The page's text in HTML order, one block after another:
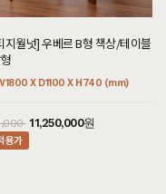
지월넛] 우베르 B형 책상/테이블
X D1100 X H740 (mm)
11,250,000원
용가